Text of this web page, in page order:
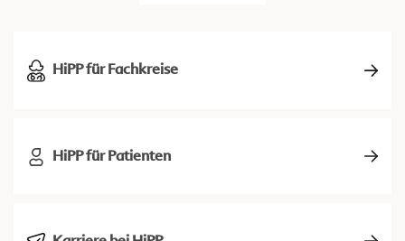
HiPP für Fachkreise
HiPP für Patienten